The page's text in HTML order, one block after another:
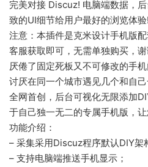
完美对接 Discuz! 电脑端数据，
致的UI细节给用户最好的浏览体验!
注意：本插件是克米设计手机版
客服获取即可，无需单独购买，谢
厌倦了固定死板又不可修改的手机
讨厌在同一个城市遇见几个和自
全网首创，后台可视化无限添加
于自己独一无二的专属手机版，
功能介绍：
– 采集采用Discuz程序默认DIY架
– 支持电脑端推送手机显示；